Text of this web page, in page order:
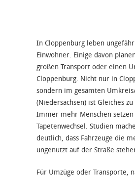
In Cloppenburg leben
Einwohner. Einige davon
großen Transport oder einen
Cloppenburg. Nicht nur in
sondern im gesamten
(Niedersachsen) ist Gleiches
Immer mehr Menschen
Tapetenwechsel. Studien
deutlich, dass Fahrzeuge die
ungenutzt auf der Straße
Für Umzüge oder Transporte,